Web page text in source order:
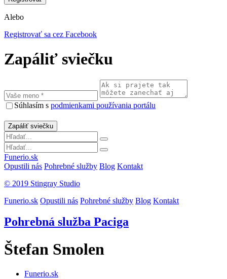
Alebo
Registrovať sa cez Facebook
Zapáliť sviečku
Súhlasím s podmienkami používania portálu
Funerio.sk
Opustili nás Pohrebné služby Blog Kontakt
© 2019 Stingray Studio
Funerio.sk Opustili nás Pohrebné služby Blog Kontakt
Pohrebná služba Paciga
Štefan Smolen
Funerio.sk